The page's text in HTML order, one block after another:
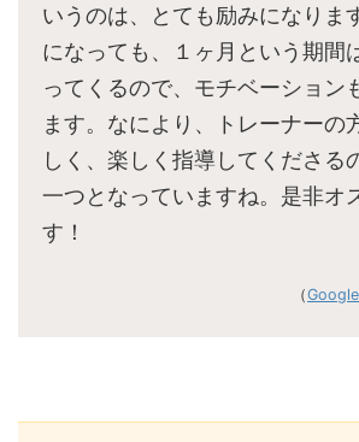
いうのは、とても励みになりま
になっても、１ヶ月という期間
ってくるので、モチベーション
ます。なにより、トレーナーの
しく、楽しく指導してくださる
一つとなっていますね。是非オ
す！
（